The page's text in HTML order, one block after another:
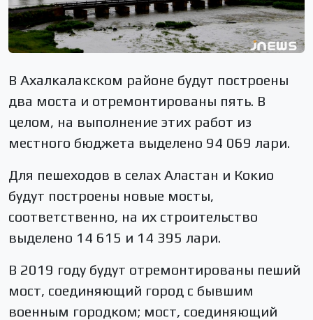
В Ахалкалакском районе будут построены
два моста и отремонтированы пять. В
целом, на выполнение этих работ из
местного бюджета выделено 94 069 лари.
Для пешеходов в селах Аластан и Кокио
будут построены новые мосты,
соответственно, на их строительство
выделено 14 615 и 14 395 лари.
В 2019 году будут отремонтированы пеший
мост, соединяющий город с бывшим
военным городком; мост, соединяющий